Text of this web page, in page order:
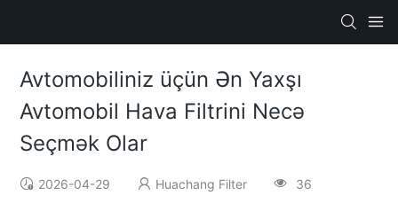
Avtomobiliniz üçün Ən Yaxşı
Avtomobil Hava Filtrini Necə
Seçmək Olar
2026-04-29 Huachang Filter 36